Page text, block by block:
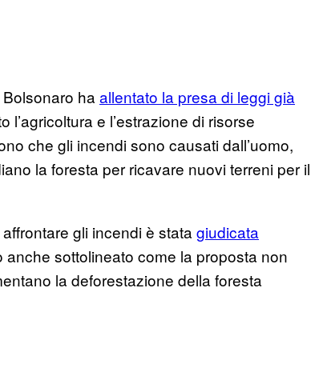
ha allentato la presa di leggi già
l’agricoltura e l’estrazione di risorse
che gli incendi sono causati dall’uomo,
la foresta per ricavare nuovi terreni per il
gli incendi è stata giudicata
sottolineato come la proposta non
la deforestazione della foresta